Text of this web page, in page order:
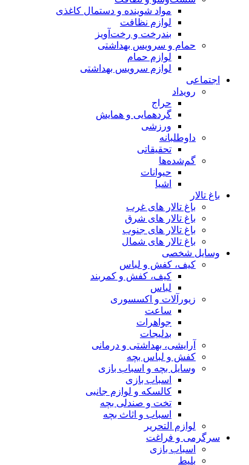
مواد شوینده و دستمال کاغذی
لوازم نظافت
بندرخت و رخت‌آویز
حمام و سرویس بهداشتی
لوازم حمام
لوازم سرویس بهداشتی
اجتماعی
رویداد
حراج
گردهمایی و همایش
ورزشی
داوطلبانه
تحقیقاتی
گم‌شده‌ها
حیوانات
اشیا
باغ تالار
باغ تالار های غرب
باغ تالار های شرق
باغ تالار های جنوب
باغ تالار های شمال
وسایل شخصی
کیف، کفش و لباس
کیف، کفش و کمربند
لباس
زیورآلات و اکسسوری
ساعت
جواهرات
بدلیجات
آرایشی، بهداشتی و درمانی
کفش و لباس بچه
وسایل بچه و اسباب بازی
اسباب بازی
کالسکه و لوازم جانبی
تخت و صندلی بچه
اسباب و اثاث بچه
لوازم التحریر
سرگرمی و فراغت
اسباب‌ بازی
بلیط